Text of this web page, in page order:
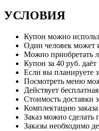
УСЛОВИЯ
Купон можно
Один человек может
Можно приобретать
Купон за 40 руб.
Если вы планируете
Посмотреть меню
Действует
Стоимость доставки
Комплектацию
Заказ можно сделать
Заказы необходимо